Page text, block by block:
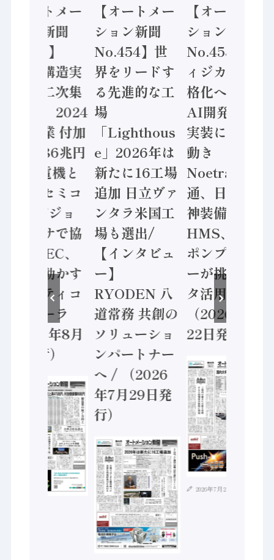
【オートメー
ション新聞
No.455】
「経済構造実
態調査二次集
計結果」2024
年製造業 付加
価値額86兆円
/ 三菱電機と
ソニーセミコ
ン AIビジョ
ンセンサで協
業 / IDEC、
安全に動かす
セーフティコ
ントローラ
（2026年8月
5日発行）
【オートメー
ション新聞
No.454】世
界をリードす
る先進的な工
場
「Lighthous
e」2026年は
新たに16工場
追加 日立ヴァ
ンタラ米国工
場も選出/
【インタビュ
ー】
RYODEN 八
道常務 共創の
ソリューショ
ンパートナー
へ / （2026
年7月29日発
行）
【オートメー
ション新聞
No.453】フ
ィジカルAI本
格化へ 国産
AI開発や社会
実装に活発な
動き
Noetra、富士
通、日立 / 兵
神装備 ×
HMS、老舗
ポンプメーカ
ーが挑むデー
タ活用 など
（2026年7月
22日発行）
2026年7月21日